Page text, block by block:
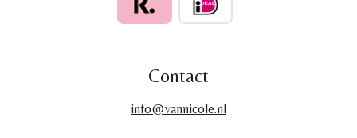
Contact
info@vannicole.nl